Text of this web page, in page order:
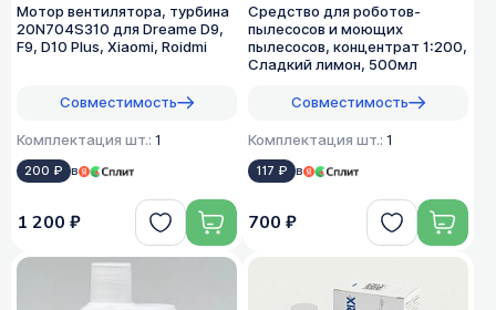
Мотор вентилятора, турбина
20N704S310 для Dreame D9,
F9, D10 Plus, Xiaomi, Roidmi
Совместимость
Комплектация шт.: 1
200 ₽ в
1 200 ₽
Средство для роботов-
пылесосов и моющих
пылесосов, концентрат 1:200,
Сладкий лимон, 500мл
Совместимость
Комплектация шт.: 1
117 ₽ в
700 ₽